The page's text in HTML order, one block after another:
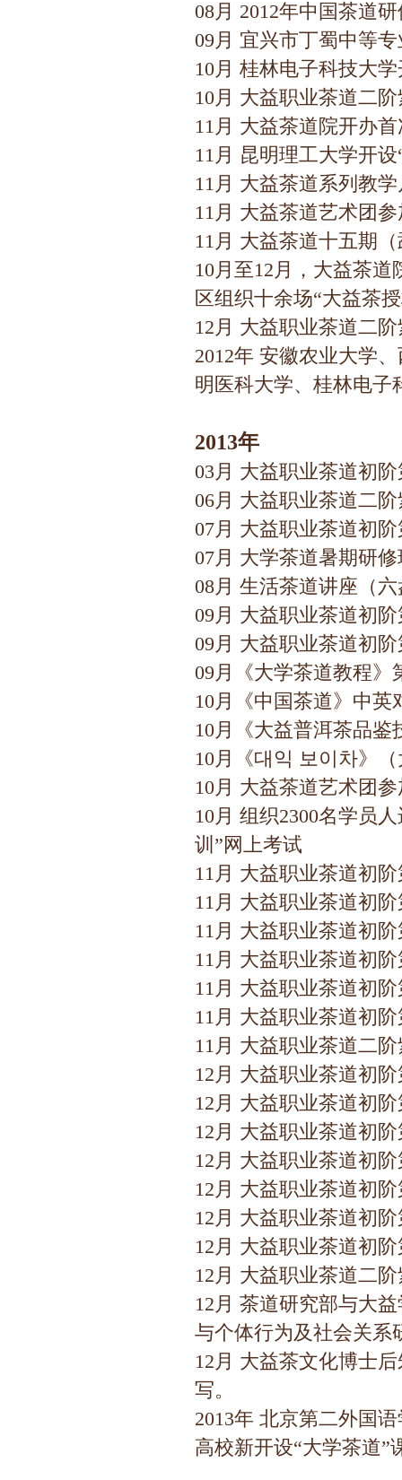
08月 2012年中国茶道
09月 宜兴市丁蜀中等
10月 桂林电子科技大
10月 大益职业茶道二
11月 大益茶道院开办
11月 昆明理工大学开
11月 大益茶道系列教
11月 大益茶道艺术团
11月 大益茶道十五期
10月至12月，大益茶
区组织十余场“大益茶
12月 大益职业茶道二
2012年 安徽农业大学
明医科大学、桂林电子
2013年
03月 大益职业茶道初
06月 大益职业茶道二
07月 大益职业茶道初
07月 大学茶道暑期研
08月 生活茶道讲座（
09月 大益职业茶道初
09月 大益职业茶道初
09月《大学茶道教程》
10月《中国茶道》中英
10月《大益普洱茶品鉴
10月《대익 보이차》
10月 大益茶道艺术团
10月 组织2300名学员
训”网上考试
11月 大益职业茶道初
11月 大益职业茶道初
11月 大益职业茶道初
11月 大益职业茶道初
11月 大益职业茶道初
11月 大益职业茶道初
11月 大益职业茶道二
12月 大益职业茶道初
12月 大益职业茶道初
12月 大益职业茶道初
12月 大益职业茶道初
12月 大益职业茶道初
12月 大益职业茶道初
12月 大益职业茶道初
12月 大益职业茶道二
12月 茶道研究部与大
与个体行为及社会关系
12月 大益茶文化博士
写。
2013年 北京第二外国
高校新开设“大学茶道”